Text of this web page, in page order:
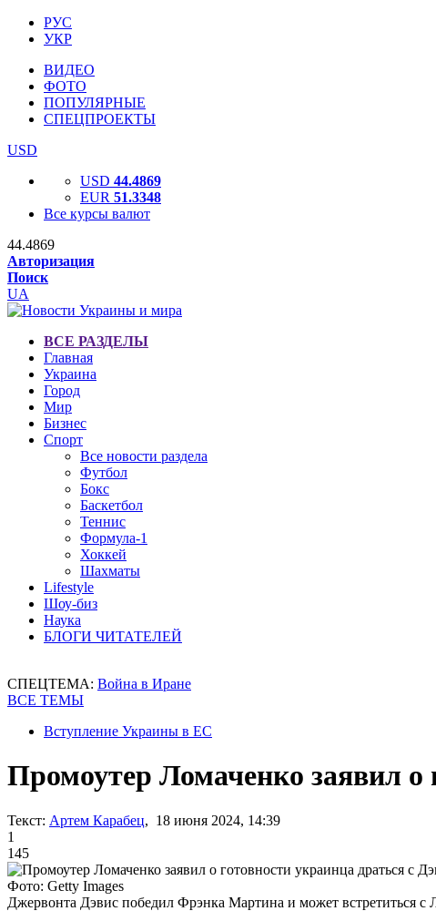
РУС
УКР
ВИДЕО
ФОТО
ПОПУЛЯРНЫЕ
СПЕЦПРОЕКТЫ
USD
USD 44.4869
EUR 51.3348
Все курсы валют
44.4869
Авторизация
Поиск
UA
ВСЕ РАЗДЕЛЫ
Главная
Украина
Город
Мир
Бизнес
Спорт
Все новости раздела
Футбол
Бокс
Баскетбол
Теннис
Формула-1
Хоккей
Шахматы
Lifestyle
Шоу-биз
Наука
БЛОГИ ЧИТАТЕЛЕЙ
СПЕЦТЕМА: Война в Иране
ВСЕ ТЕМЫ
Вступление Украины в ЕС
Промоутер Ломаченко заявил о
Текст: Артем Карабец, 18 июня 2024, 14:39
1
145
Фото: Getty Images
Джервонта Дэвис победил Фрэнка Мартина и может встретиться с